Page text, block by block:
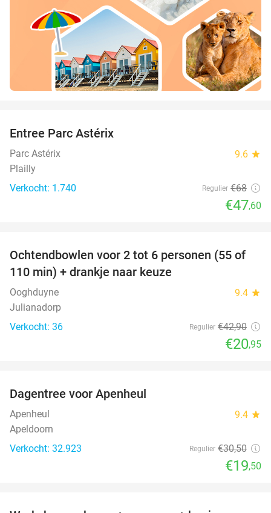
Entree Parc Astérix
Parc Astérix 9.6 star
Plailly
Verkocht: 1.740
Regulier €68
€47,60
51%
Ochtendbowlen voor 2 tot 6 personen (55 of
110 min) + drankje naar keuze
Ooghduyne 9.4 star
Julianadorp
Verkocht: 36
Regulier €42,90
€20,95
Dagentree voor Apenheul
Apenheul 9.4 star
Apeldoorn
Verkocht: 32.923
Regulier €30,50
€19,50